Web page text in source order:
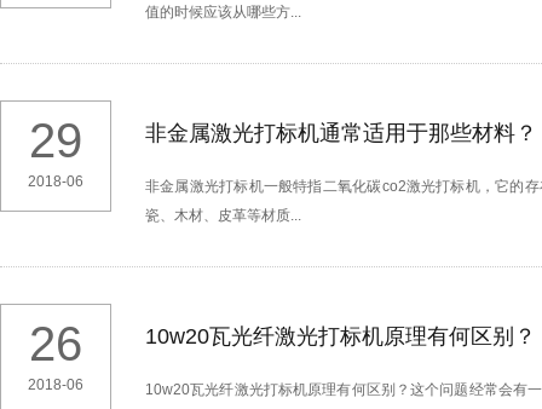
值的时候应该从哪些方...
29
2018-06
非金属激光打标机通常适用于那些材料？
非金属激光打标机一般特指二氧化碳co2激光打标机，它的
瓷、木材、皮革等材质...
26
2018-06
10w20瓦光纤激光打标机原理有何区别？
10w20瓦光纤激光打标机原理有何区别？这个问题经常会有